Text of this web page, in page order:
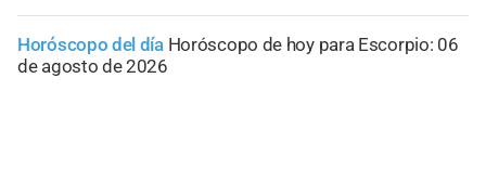
Horóscopo del día Horóscopo de hoy para Escorpio: 06
de agosto de 2026